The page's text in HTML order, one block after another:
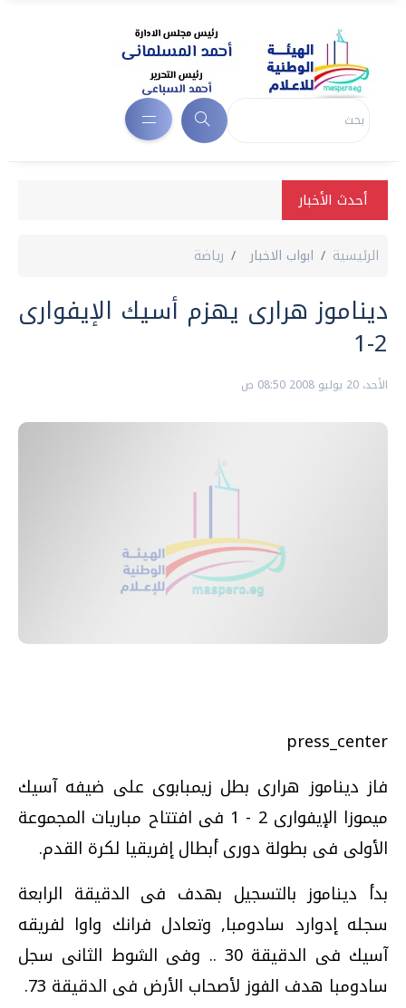
أحدث الأخبار
الرئيسية ابواب الاخبار رياضة
ديناموز هرارى يهزم أسيك الإيفوارى
2-1
الأحد، 20 يوليو 2008 08:50 ص
press_center
فاز ديناموز هرارى بطل زيمبابوى على ضيفه آسيك
ميموزا الإيفوارى 2 - 1 فى افتتاح مباريات المجموعة
الأولى فى بطولة دورى أبطال إفريقيا لكرة القدم.
بدأ ديناموز بالتسجيل بهدف فى الدقيقة الرابعة
سجله إدوارد سادومبا, وتعادل فرانك واوا لفريقه
آسيك فى الدقيقة 30 .. وفى الشوط الثانى سجل
سادومبا هدف الفوز لأصحاب الأرض فى الدقيقة 73.